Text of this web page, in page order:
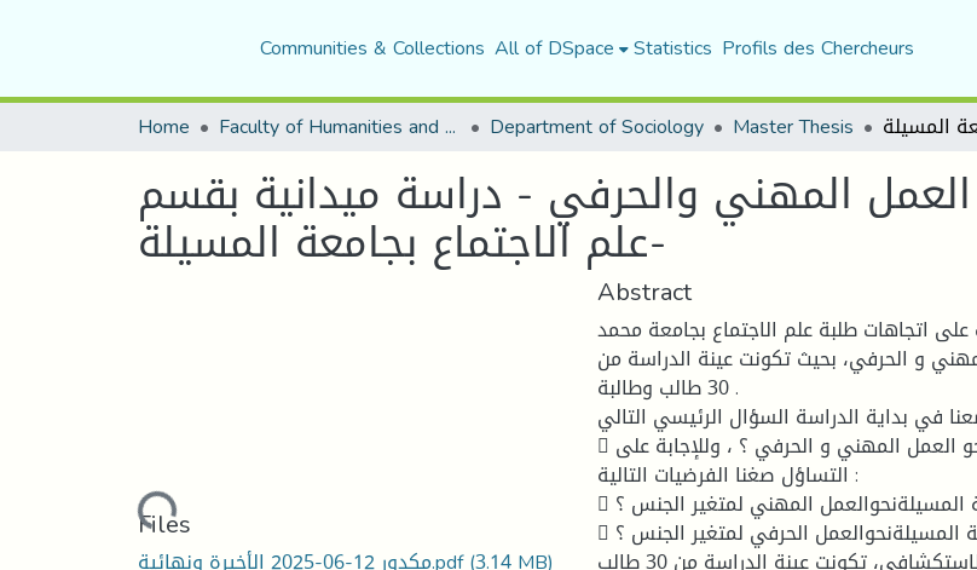
Communities & Collections All of DSpace Statistics Profils des Chercheurs
Home Faculty of Humanities and Social Sciences Department of Sociology Master Thesis
المهني والحرفي - دراسة ميدانية بقسم
علم الاجتماع بجامعة المسيلة-
Loading...
Files
مكدور 12-06-2025 الأخيرة ونهائية.pdf(3.14 MB)
Abstract
اتجاهات طلبة علم الاجتماع بجامعة محمد
و الحرفي، بحيث تكونت عينة الدراسة من
30 طالب وطالبة .
في بداية الدراسة السؤال الرئيسي التالي :
 ما هي اتجاهات طلبة الجامعة نحو العمل المهني و الحرفي ؟ ، وللإجابة على
التساؤل صغنا الفرضيات التالية :
 هل تختلف اتجاهات طلبةجامعة المسيلةنحوالعمل المهني لمتغير الجنس ؟
 هل تختلف اتجاهات طلبةجامعة المسيلةنحوالعمل الحرفي لمتغير الجنس ؟
وقد استخدمنا المنهج الوصفي الاستكشافي، تكونت عينة الدراسة من 30 طالب